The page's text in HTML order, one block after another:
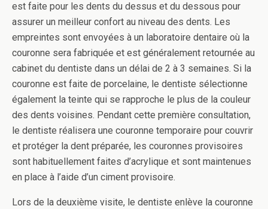
est faite pour les dents du dessus et du dessous pour
assurer un meilleur confort au niveau des dents. Les
empreintes sont envoyées à un laboratoire dentaire où la
couronne sera fabriquée et est généralement retournée au
cabinet du dentiste dans un délai de 2 à 3 semaines. Si la
couronne est faite de porcelaine, le dentiste sélectionne
également la teinte qui se rapproche le plus de la couleur
des dents voisines. Pendant cette première consultation,
le dentiste réalisera une couronne temporaire pour couvrir
et protéger la dent préparée, les couronnes provisoires
sont habituellement faites d’acrylique et sont maintenues
en place à l’aide d’un ciment provisoire.
Lors de la deuxième visite, le dentiste enlève la couronne